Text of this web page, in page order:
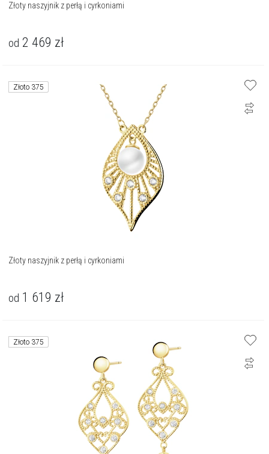
Złoty naszyjnik z perłą i cyrkoniami
od 2 469 zł
Złoto 375
Złoty naszyjnik z perłą i cyrkoniami
od 1 619 zł
Złoto 375